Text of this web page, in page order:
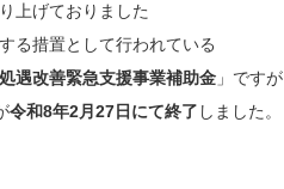
上げておりました
る措置として行われている
遇改善緊急支援事業補助金 」ですが
令和8年2月27日にて終了 しました。